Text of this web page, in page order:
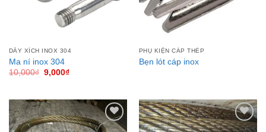
DÂY XÍCH INOX 304
Ma ní inox 304
10,000₫ Giá
9,000₫Giá
9,000₫.
PHỤ KIỆN CÁP THÉP
Bẹn lót cáp inox